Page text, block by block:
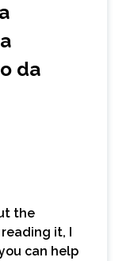
da
the
it, I
can help